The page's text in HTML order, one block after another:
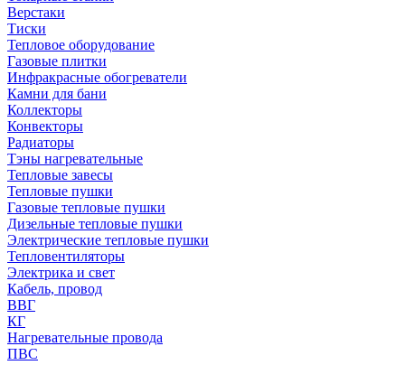
Верстаки
Тиски
Тепловое оборудование
Газовые плитки
Инфракрасные обогреватели
Камни для бани
Коллекторы
Конвекторы
Радиаторы
Тэны нагревательные
Тепловые завесы
Тепловые пушки
Газовые тепловые пушки
Дизельные тепловые пушки
Электрические тепловые пушки
Тепловентиляторы
Электрика и свет
Кабель, провод
ВВГ
КГ
Нагревательные провода
ПВС